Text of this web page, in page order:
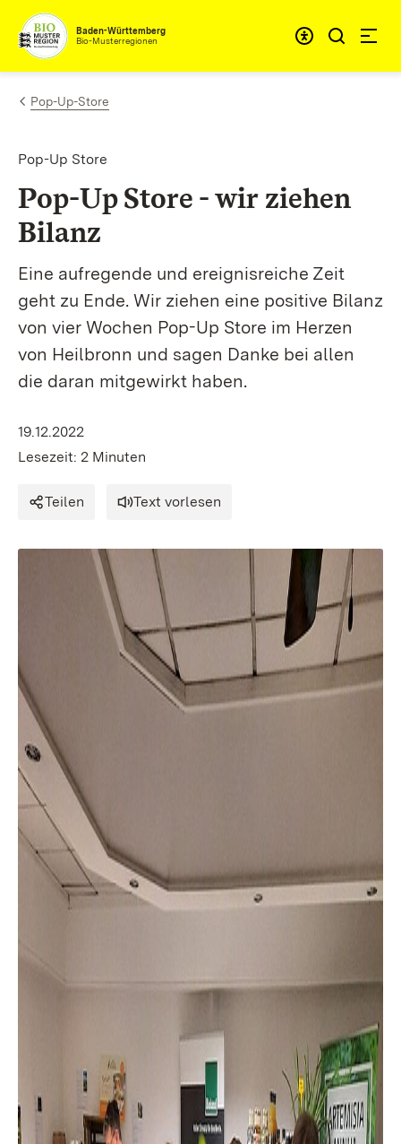
Zum Inhalt springen
Baden-Württemberg
Bio-Musterregionen
Pop-Up-Store
Pop-Up Store
Pop-Up Store - wir ziehen
Bilanz
Eine aufregende und ereignisreiche Zeit
geht zu Ende. Wir ziehen eine positive Bilanz
von vier Wochen Pop-Up Store im Herzen
von Heilbronn und sagen Danke bei allen
die daran mitgewirkt haben.
19.12.2022
Lesezeit: 2 Minuten
Teilen Text vorlesen